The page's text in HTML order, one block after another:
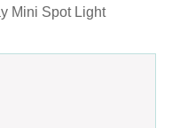
Mini Spot Light